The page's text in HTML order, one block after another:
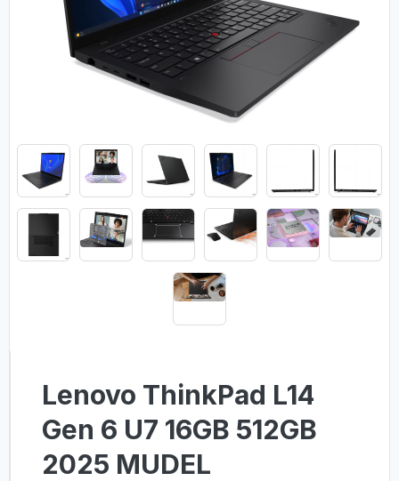
Lenovo ThinkPad L14
Gen 6 U7 16GB 512GB
2025 MUDEL